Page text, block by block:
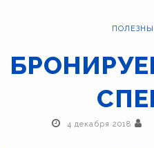
4 декабря 2018